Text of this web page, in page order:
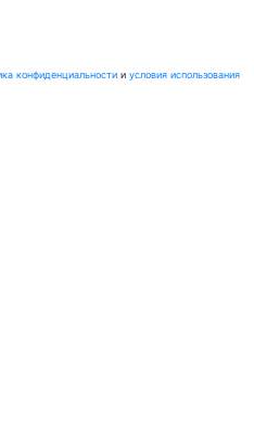
конфиденциальности и условия использования